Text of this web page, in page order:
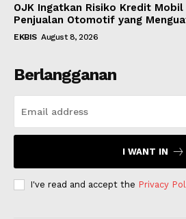
OJK Ingatkan Risiko Kredit
Penjualan Otomotif yang
EKBIS August 8, 2026
Berlangganan
I WANT IN
I've read and accept the Privacy